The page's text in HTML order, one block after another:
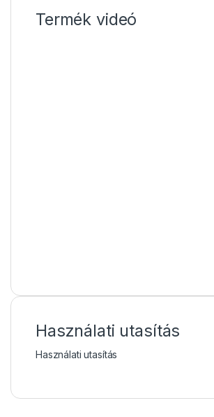
Termék videó
Használati utasítás
Használati utasítás